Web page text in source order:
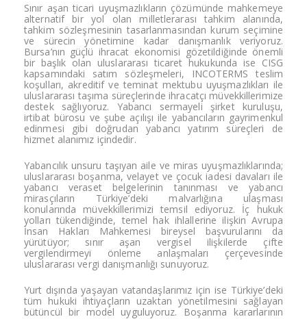
Sınır aşan ticari uyuşmazlıkların çözümünde mahkemeye
alternatif bir yol olan milletlerarası tahkim alanında,
tahkim sözleşmesinin tasarlanmasından kurum seçimine
ve sürecin yönetimine kadar danışmanlık veriyoruz.
Bursa’nın güçlü ihracat ekonomisi gözetildiğinde önemli
bir başlıkolan uluslararası ticaret hukukunda ise CISG
kapsamındaki satım sözleşmeleri, INCOTERMSteslim
koşulları, akreditif ve teminat mektubu uyuşmazlıkları ile
uluslararası taşıma süreçlerinde ihracatçı müvekkillerimize
destek sağlıyoruz. Yabancı sermayeli şirket kuruluşu,
irtibat bürosu ve şube açılışı ile yabancıların gayrimenkul
edinmesi gibi doğrudan yabancıyatırım süreçleri de
hizmet alanımız içindedir.
Yabancılık unsuru taşıyan aile ve miras uyuşmazlıklarında;
uluslararası boşanma, velayet ve çocuk iadesi davaları ile
yabancı veraset belgelerinin tanınması veyabancı
mirasçıların Türkiye’deki malvarlığına ulaşması
konularında müvekkillerimizi temsil ediyoruz. İç hukuk
yolları tükendiğinde, temel hak ihlallerine ilişkin Avrupa
İnsan Hakları
Mahkemesi bireysel başvurularını da
yürütüyor; sınır aşan vergisel ilişkilerde çifte
vergilendirmeyi önleme anlaşmaları çerçevesinde
uluslararası vergi danışmanlığı sunuyoruz.
Yurt dışında yaşayan vatandaşlarımız için ise Türkiye’deki
tüm hukuki ihtiyaçların uzaktan yönetilmesini sağlayan
bütüncül bir model uyguluyoruz. Boşanma kararlarının